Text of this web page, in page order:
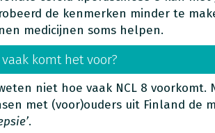
de kenmerken minder te
medicijnen soms helpen.
vaak komt het voor?
niet hoe vaak NCL 8
met (voor)ouders uit Finland de
.